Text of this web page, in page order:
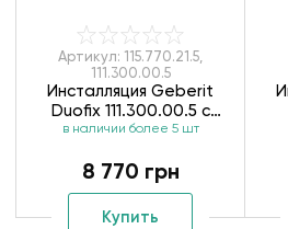
Артикул: 115.770.21.5,
111.300.00.5
Инсталляция Geberit
Duofix 111.300.00.5 с
клавишей смыва Geberit
в наличии более 5 шт
8 770 грн
Купить